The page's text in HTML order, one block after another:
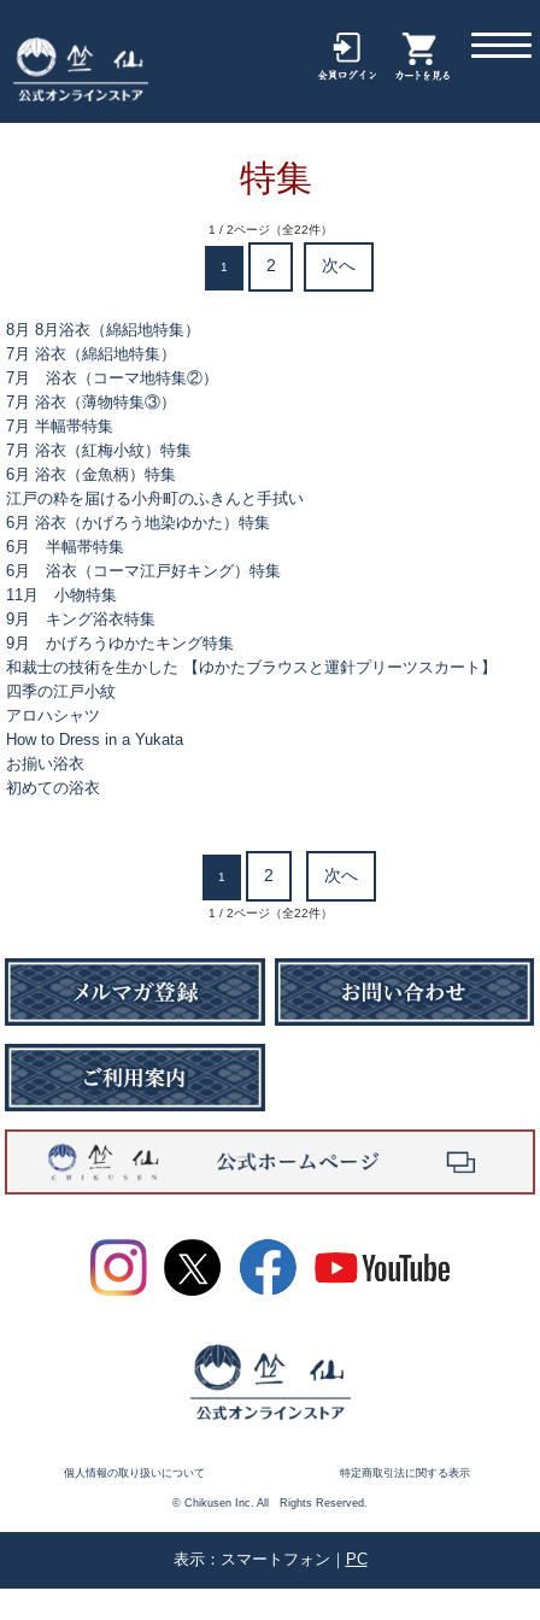
特集
1 / 2ページ（全22件）
1 2 次へ
8月 8月浴衣（綿絽地特集）
7月 浴衣（綿絽地特集）
7月 浴衣（コーマ地特集②）
7月 浴衣（薄物特集③）
7月 半幅帯特集
7月 浴衣（紅梅小紋）特集
6月 浴衣（金魚柄）特集
江戸の粋を届ける小舟町のふきんと手拭い
6月 浴衣（かげろう地染ゆかた）特集
6月 半幅帯特集
6月 浴衣（コーマ江戸好キング）特集
11月 小物特集
9月 キング浴衣特集
9月 かげろうゆかたキング特集
和裁士の技術を生かした 【ゆかたブラウスと運針プリーツスカート】
四季の江戸小紋
アロハシャツ
How to Dress in a Yukata
お揃い浴衣
初めての浴衣
1 2 次へ
1 / 2ページ（全22件）
個人情報の取り扱いについて 特定商取引法に関する表示
© Chikusen Inc. All Rights Reserved.
表示：スマートフォン｜ PC